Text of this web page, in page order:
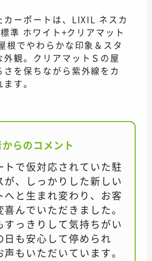
カーポートは、LIXIL ネスカ
準 ホワイト+クリアマット
でやわらかな印象＆スタ
外観。クリアマットＳの屋
さを保ちながら紫外線をカ
す。
らのコメント
トで仮対応されていた駐
が、しっかりした新しい
へと生まれ変わり、お客
んでいただきました。
すっきりして気持ちがい
日も安心して停められ
もいただいています。